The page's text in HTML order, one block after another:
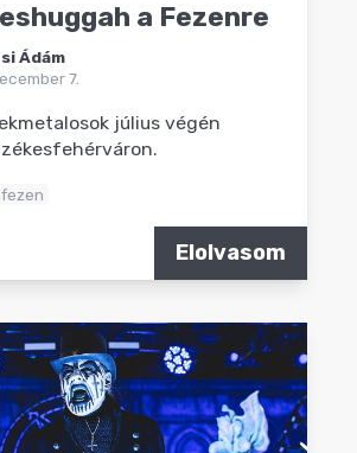
a Fezenre
Ádám
7.
július végén
fezen
Elolvasom